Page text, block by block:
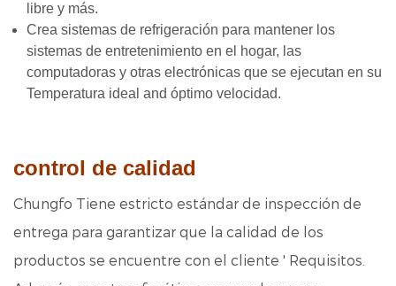
libre y más.
Crea sistemas de refrigeración para mantener los
sistemas de entretenimiento en el hogar, las
computadoras y otras electrónicas que se ejecutan en su
Temperatura ideal and óptimo velocidad.
control de calidad
Chungfo Tiene estricto estándar de inspección de
entrega para garantizar que la calidad de los
productos se encuentre con el cliente ' Requisitos.